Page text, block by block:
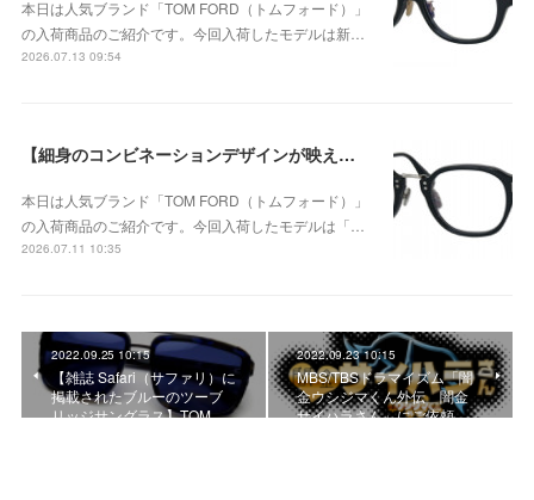
本日は人気ブランド「TOM FORD（トムフォード）」
の入荷商品のご紹介です。今回入荷したモデルは新…
2026.07.13 09:54
【細身のコンビネーションデザインが映える、洗練されたウェリントンモデル】TOM FORD TF6166-D-B 005が入荷！
本日は人気ブランド「TOM FORD（トムフォード）」
の入荷商品のご紹介です。今回入荷したモデルは「…
2026.07.11 10:35
2022.09.25 10:15
【雑誌 Safari（サファリ）に
掲載されたブルーのツーブ
リッジサングラス】TOM …
2022.09.23 10:15
MBS/TBSドラマイズム「闇
金ウシジマくん外伝 闇金
サイハラさん」にご依頼…